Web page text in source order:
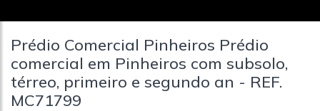
Prédio Comercial Pinheiros Prédio
comercial em Pinheiros com subsolo,
térreo, primeiro e segundo an - REF.
MC71799